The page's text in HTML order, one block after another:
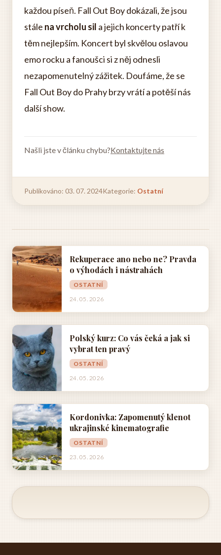
každou píseň. Fall Out Boy dokázali, že jsou
stále na vrcholu sil a jejich koncerty patří k
těm nejlepším. Koncert byl skvělou oslavou
emo rocku a fanoušci si z něj odnesli
nezapomenutelný zážitek. Doufáme, že se
Fall Out Boy do Prahy brzy vrátí a potěší nás
další show.
Našli jste v článku chybu?Kontaktujte nás
Publikováno: 03. 07. 2024Kategorie: Ostatní
Rekuperace ano nebo ne? Pravda
o výhodách i nástrahách
OSTATNÍ
24. 05. 2026
Polský kurz: Co vás čeká a jak si
vybrat ten pravý
OSTATNÍ
24. 05. 2026
Kordonivka: Zapomenutý klenot
ukrajinské kinematografie
OSTATNÍ
23. 05. 2026